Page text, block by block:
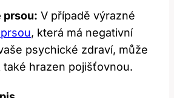
prsou: V případě výrazné
, která má negativní
psychické zdraví, může
také hrazen pojišťovnou.